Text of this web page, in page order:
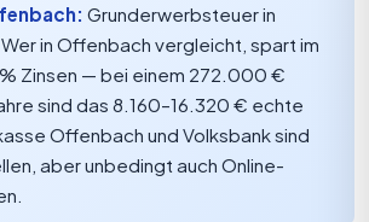
Grunderwerbsteuer in
in Offenbach vergleicht, spart im
Zinsen — bei einem 272.000 €
sind das 8.160–16.320 € echte
Offenbach und Volksbank sind
aber unbedingt auch Online-